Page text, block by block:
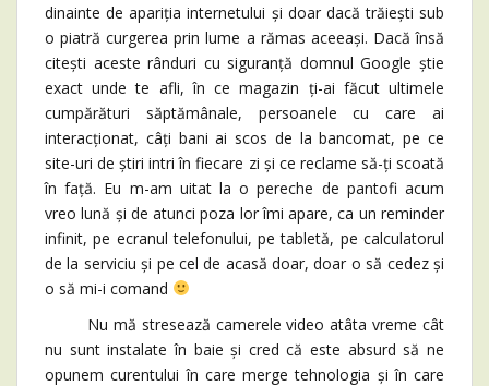
dinainte de apariția internetului și doar dacă trăiești sub
o piatră curgerea prin lume a rămas aceeași. Dacă însă
citești aceste rânduri cu siguranță domnul Google știe
exact unde te afli, în ce magazin ți-ai făcut ultimele
cumpărături săptămânale, persoanele cu care ai
interacționat, câți bani ai scos de la bancomat, pe ce
site-uri de știri intri în fiecare zi și ce reclame să-ți scoată
în față. Eu m-am uitat la o pereche de pantofi acum
vreo lună și de atunci poza lor îmi apare, ca un reminder
infinit, pe ecranul telefonului, pe tabletă, pe calculatorul
de la serviciu și pe cel de acasă doar, doar o să cedez și
o să mi-i comand
Nu mă stresează camerele video atâta vreme cât
nu sunt instalate în baie și cred că este absurd să ne
opunem curentului în care merge tehnologia și în care